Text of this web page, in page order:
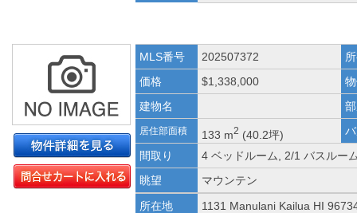
MLS番号 202507372
価格
$1,338,000
建物名
居住部面積 133 m2 (40.2坪)
間取り
4 ベッドルーム, 2/1 バスルー
眺望
マウンテン
所在地
1131 Manulani Kailua HI